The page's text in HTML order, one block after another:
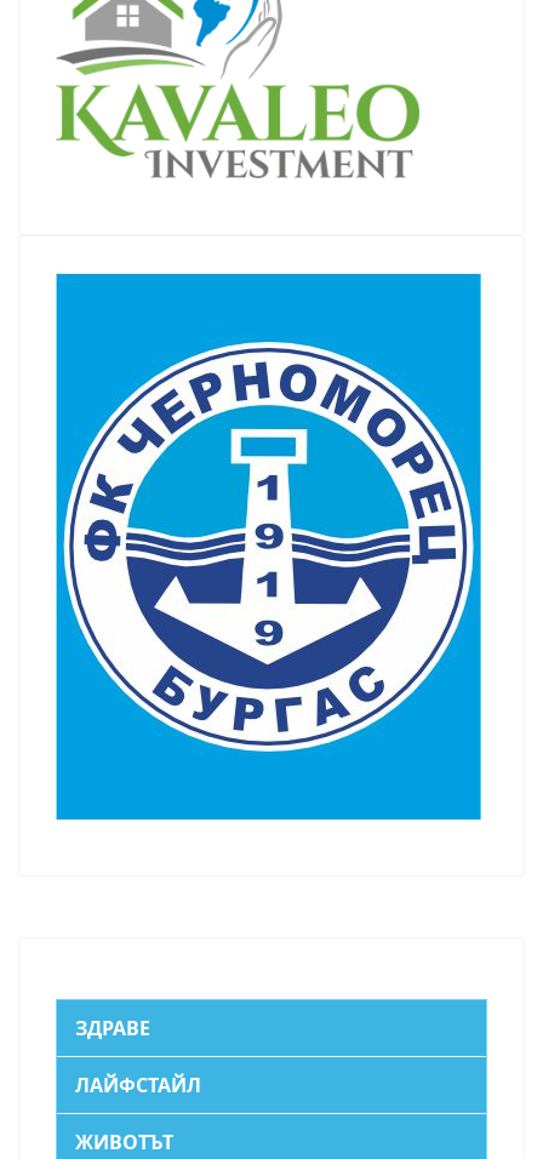
ЗДРАВЕ
ЛАЙФСТАЙЛ
ЖИВОТЪТ